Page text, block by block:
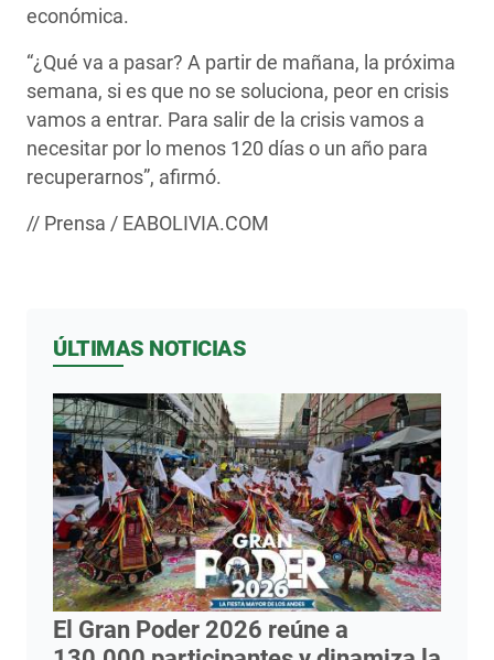
económica.
“¿Qué va a pasar? A partir de mañana, la próxima
semana, si es que no se soluciona, peor en crisis
vamos a entrar. Para salir de la crisis vamos a
necesitar por lo menos 120 días o un año para
recuperarnos”, afirmó.
// Prensa / EABOLIVIA.COM
ÚLTIMAS NOTICIAS
El Gran Poder 2026 reúne a